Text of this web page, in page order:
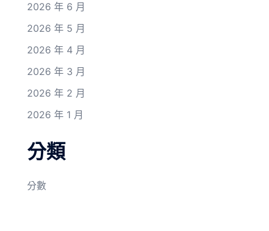
2026 年 6 月
2026 年 5 月
2026 年 4 月
2026 年 3 月
2026 年 2 月
2026 年 1 月
分類
分數